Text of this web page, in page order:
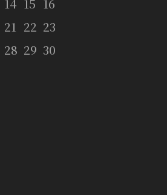
14 15 16
21 22 23
28 29 30